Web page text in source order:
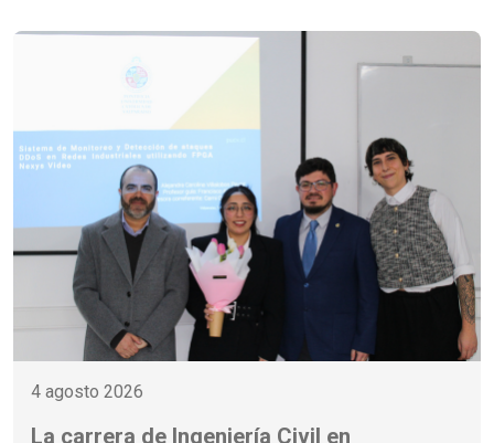
4 agosto 2026
La carrera de Ingeniería Civil en